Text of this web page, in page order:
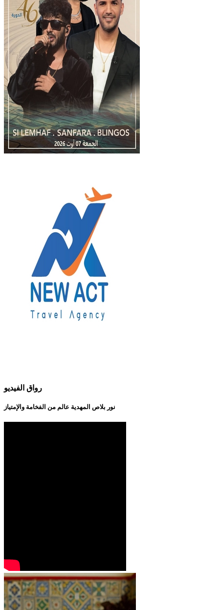
رواق الفيديو
نور بلاص المهدية عالم من الفخامة والإمتياز